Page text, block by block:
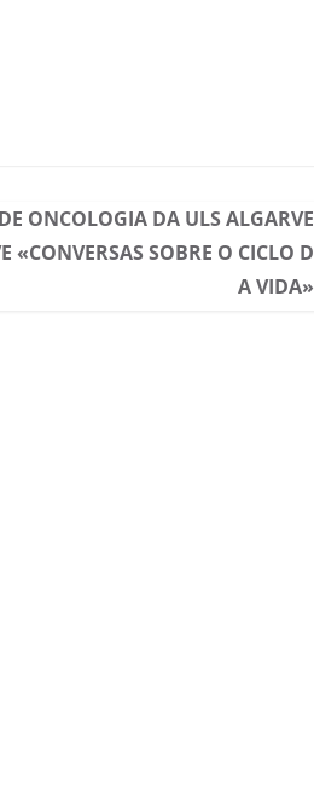
ONCOLOGIA DA ULS ALGARVE
«CONVERSAS SOBRE O CICLO D
A VIDA»